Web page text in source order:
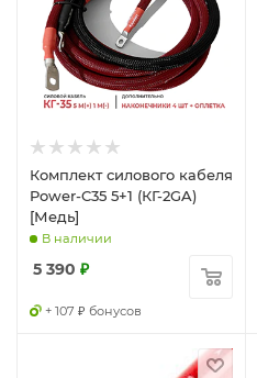
Комплект силового кабеля
Power-C35 5+1 (КГ-2GA)
[Медь]
В наличии
5 390 ₽
+ 107 ₽ бонусов